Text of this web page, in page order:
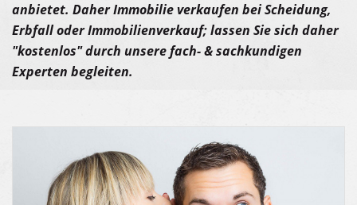
anbietet. Daher Immobilie verkaufen bei Scheidung,
Erbfall oder Immobilienverkauf; lassen Sie sich daher
"kostenlos" durch unsere fach- & sachkundigen
Experten begleiten.